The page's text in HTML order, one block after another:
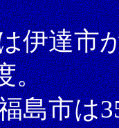
伊達市
。
島市は